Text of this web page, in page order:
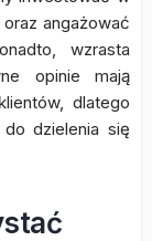
angażować
wzrasta
opinie mają
dlatego
dzielenia się